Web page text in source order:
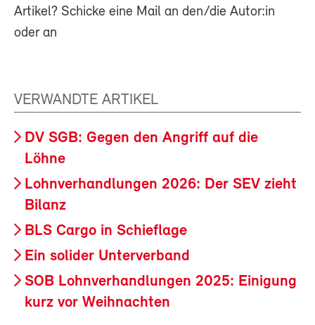
Artikel? Schicke eine Mail an den/die Autor:in
oder an
VERWANDTE ARTIKEL
DV SGB: Gegen den Angriff auf die
Löhne
Lohnverhandlungen 2026: Der SEV zieht
Bilanz
BLS Cargo in Schieflage
Ein solider Unterverband
SOB Lohnverhandlungen 2025: Einigung
kurz vor Weihnachten